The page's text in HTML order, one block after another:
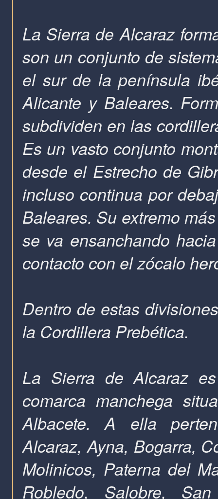
La Sierra de Alcaraz
son un conjunto de
el sur de la península
Alicante y Baleares.
subdividen en las
Es un vasto conjunto
desde el Estrecho de
incluso continua por
Baleares. Su extremo
se va ensanchando
contacto con el zócalo
Dentro de estas
la Cordillera Prebética.
La Sierra de Alcaraz
comarca manchega
Albacete. A ella
Alcaraz, Ayna, Bogarra,
Molinicos, Paterna del
Robledo, Salobre,